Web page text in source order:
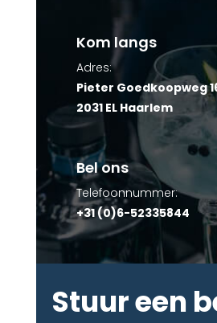
Kom langs
Adres:
Pieter Goedkoopweg
2031 EL Haarlem
Bel ons
Telefoonnummer:
+31 (0)6-52335844
Stuur een